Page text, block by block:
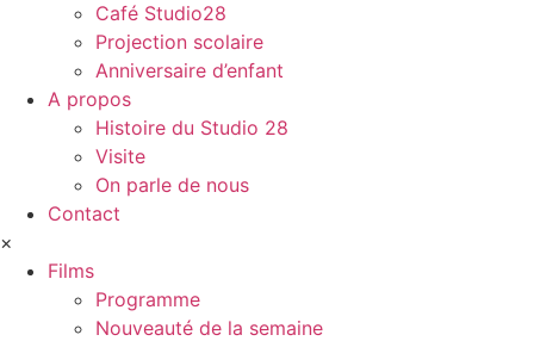
Café Studio28
Projection scolaire
Anniversaire d’enfant
A propos
Histoire du Studio 28
Visite
On parle de nous
Contact
×
Films
Programme
Nouveauté de la semaine